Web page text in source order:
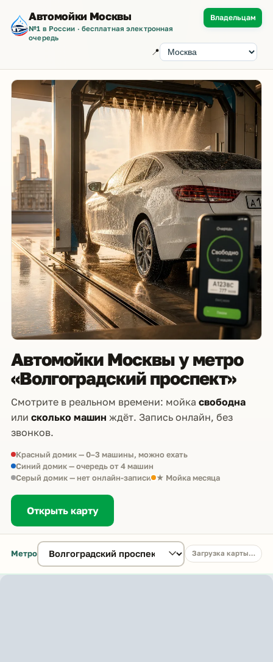
Автомойки Москвы
№1 в России · бесплатная электронная
очередь
📍
Владельцам
Автомойки Москвы у метро
«Волгоградский проспект»
Смотрите в реальном времени: мойка свободна
или сколько машин ждёт. Запись онлайн, без
звонков.
Красный домик — 0–3 машины, можно ехать
Синий домик — очередь от 4 машин
Серый домик — нет онлайн-записи ★ Мойка месяца
Открыть карту
Метро Загрузка карты…